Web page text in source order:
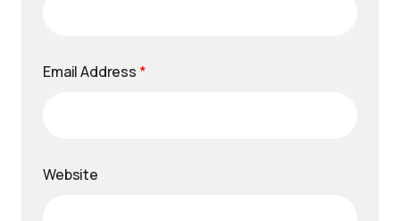
Email Address *
Website